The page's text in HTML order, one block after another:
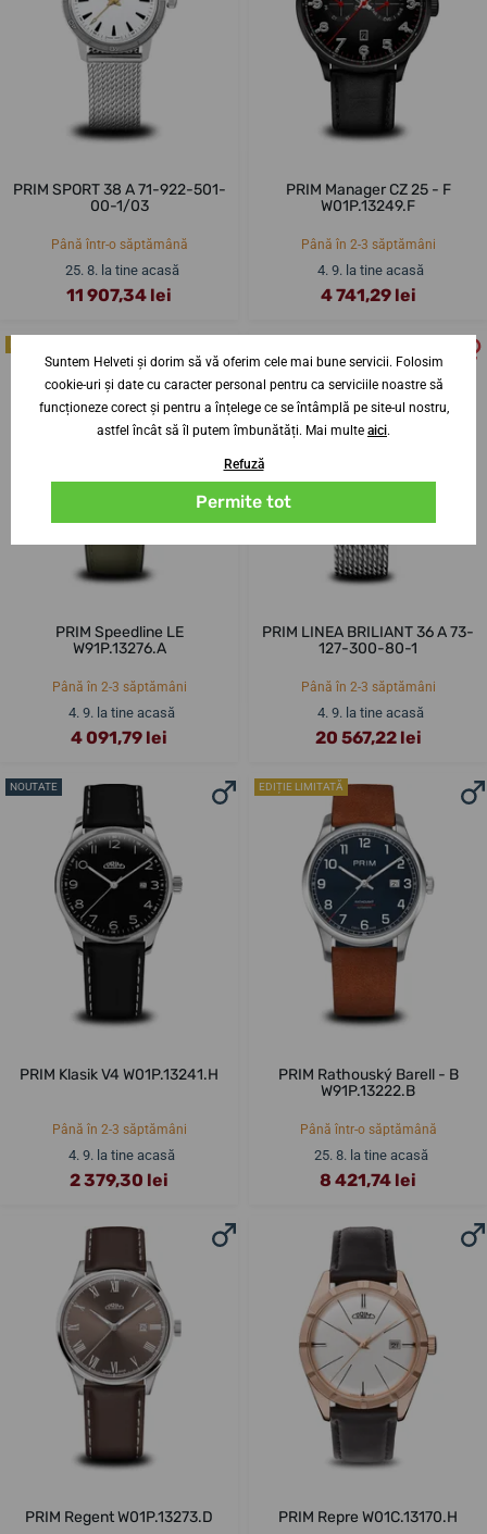
PRIM SPORT 38 A 71-922-501-
00-1/03
Până într-o săptămână
25. 8. la tine acasă
11 907,34 lei
PRIM Manager CZ 25 - F
W01P.13249.F
Până în 2-3 săptămâni
4. 9. la tine acasă
4 741,29 lei
PRIM Speedline LE
W91P.13276.A
Până în 2-3 săptămâni
4. 9. la tine acasă
4 091,79 lei
PRIM LINEA BRILIANT 36 A 73-
127-300-80-1
Până în 2-3 săptămâni
4. 9. la tine acasă
20 567,22 lei
NOUTATE
PRIM Klasik V4 W01P.13241.H
Până în 2-3 săptămâni
4. 9. la tine acasă
2 379,30 lei
EDIȚIE LIMITATĂ
PRIM Rathouský Barell - B
W91P.13222.B
Până într-o săptămână
25. 8. la tine acasă
8 421,74 lei
PRIM Regent W01P.13273.D PRIM Repre W01C.13170.H
Suntem Helveti și dorim să vă oferim cele mai bune servicii. Folosim
cookie-uri și date cu caracter personal pentru ca serviciile noastre să
funcționeze corect și pentru a înțelege ce se întâmplă pe site-ul nostru,
astfel încât să îl putem îmbunătăți. Mai multe aici.
Refuză
Permite tot